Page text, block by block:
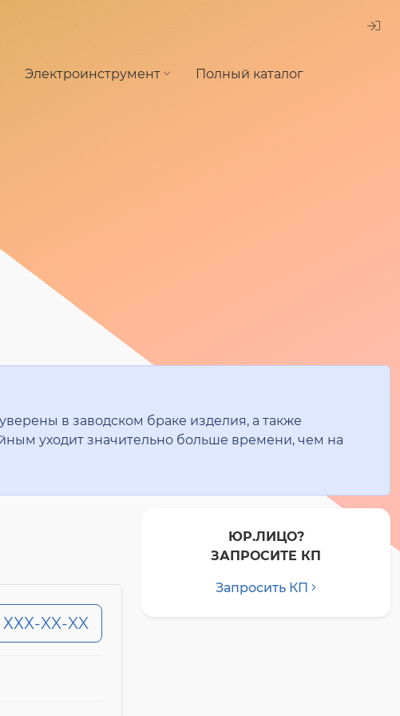
Электроинструмент Полный каталог
в заводском браке изделия, а также
уходит значительно больше времени, чем на
XX-XX
ЮР.ЛИЦО?
ЗАПРОСИТЕ КП
Запросить КП